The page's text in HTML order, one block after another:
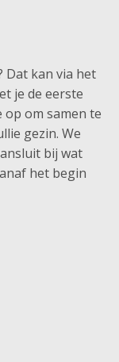
Dat kan via het
je de eerste
op om samen te
gezin. We
bij wat
het begin